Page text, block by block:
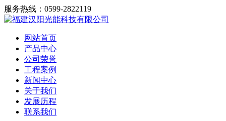
服务热线：0599-2822119
网站首页
产品中心
公司荣誉
工程案例
新闻中心
关于我们
发展历程
联系我们